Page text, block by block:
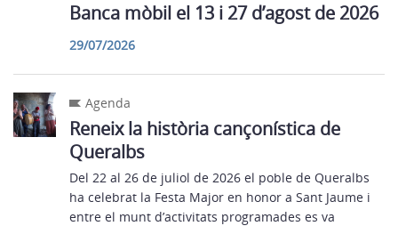
Banca mòbil el 13 i 27 d’agost de 2026
29/07/2026
Agenda
Reneix la història cançonística de
Queralbs
Del 22 al 26 de juliol de 2026 el poble de Queralbs
ha celebrat la Festa Major en honor a Sant Jaume i
entre el munt d’activitats programades es va